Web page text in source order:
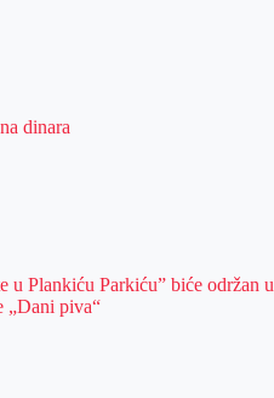
dinara
u Plankiću Parkiću” biće održan u
„Dani piva“